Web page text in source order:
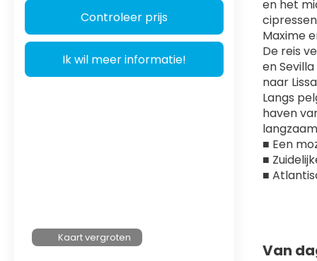
en het
Maxime
De reis
en
naar
Langs
haven
■ Een
■
■
Van
Controleer prijs
Ik wil meer informatie!
Kaart vergroten